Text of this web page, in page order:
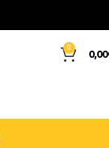
0
0,00